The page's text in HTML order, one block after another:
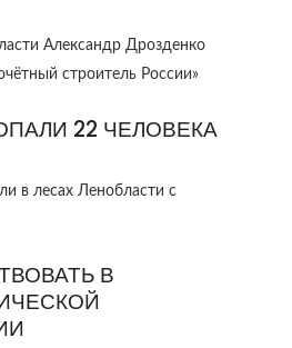
Александр Дрозденко
строитель России»
22 ЧЕЛОВЕКА
в лесах Ленобласти с
В